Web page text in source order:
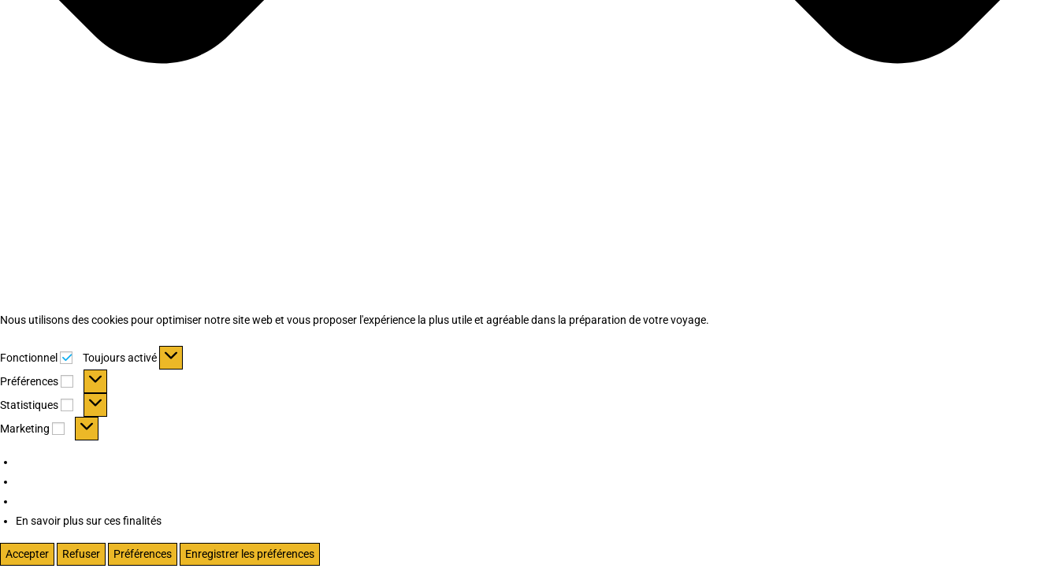
Nous utilisons des cookies pour optimiser notre site web et vous proposer l'expérience la plus utile et agréable dans la préparation de votre voyage.
Fonctionnel Fonctionnel
Toujours activé
Préférences
Préférences
Statistiques Statistiques
Marketing Marketing
En savoir plus sur ces finalités
Accepter Refuser Préférences Enregistrer les préférences